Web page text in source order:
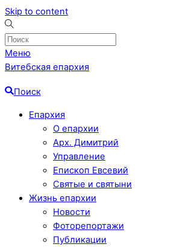
Skip to content
Меню
Витебская епархия
Поиск
Епархия
О епархии
Арх. Димитрий
Управление
Епископ Евсевий
Святые и святыни
Жизнь епархии
Новости
Фоторепортажи
Публикации